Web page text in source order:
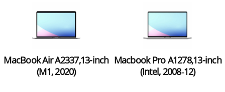
MacBook Air A2337,13-inch
(M1, 2020)
Macbook Pro A1278,13-inch
(Intel, 2008‑12)